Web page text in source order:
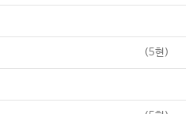
(5현)